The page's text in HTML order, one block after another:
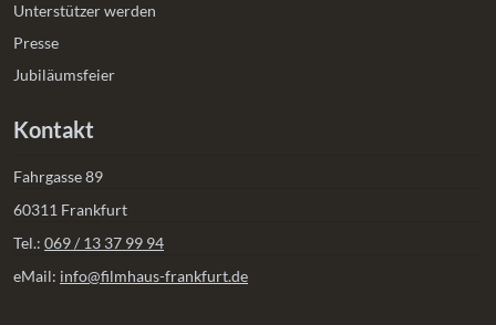
Unterstützer werden
Presse
Jubiläumsfeier
Kontakt
Fahrgasse 89
60311 Frankfurt
Tel.: 069 / 13 37 99 94
eMail: info@filmhaus-frankfurt.de